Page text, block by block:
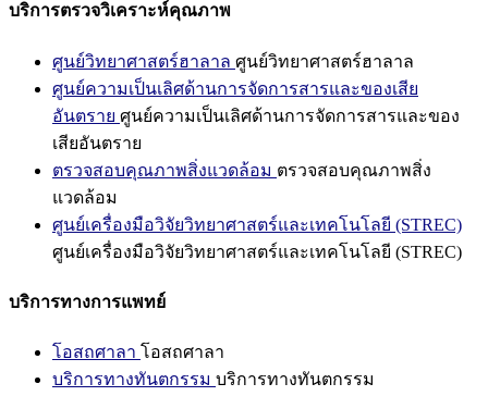
บริการตรวจวิเคราะห์คุณภาพ
ศูนย์วิทยาศาสตร์ฮาลาล ศูนย์วิทยาศาสตร์ฮาลาล
ศูนย์ความเป็นเลิศด้านการจัดการสารและของเสีย
อันตราย ศูนย์ความเป็นเลิศด้านการจัดการสารและของ
เสียอันตราย
ตรวจสอบคุณภาพสิ่งแวดล้อม ตรวจสอบคุณภาพสิ่ง
แวดล้อม
ศูนย์เครื่องมือวิจัยวิทยาศาสตร์และเทคโนโลยี (STREC)
ศูนย์เครื่องมือวิจัยวิทยาศาสตร์และเทคโนโลยี (STREC)
บริการทางการแพทย์
โอสถศาลา โอสถศาลา
บริการทางทันตกรรม บริการทางทันตกรรม